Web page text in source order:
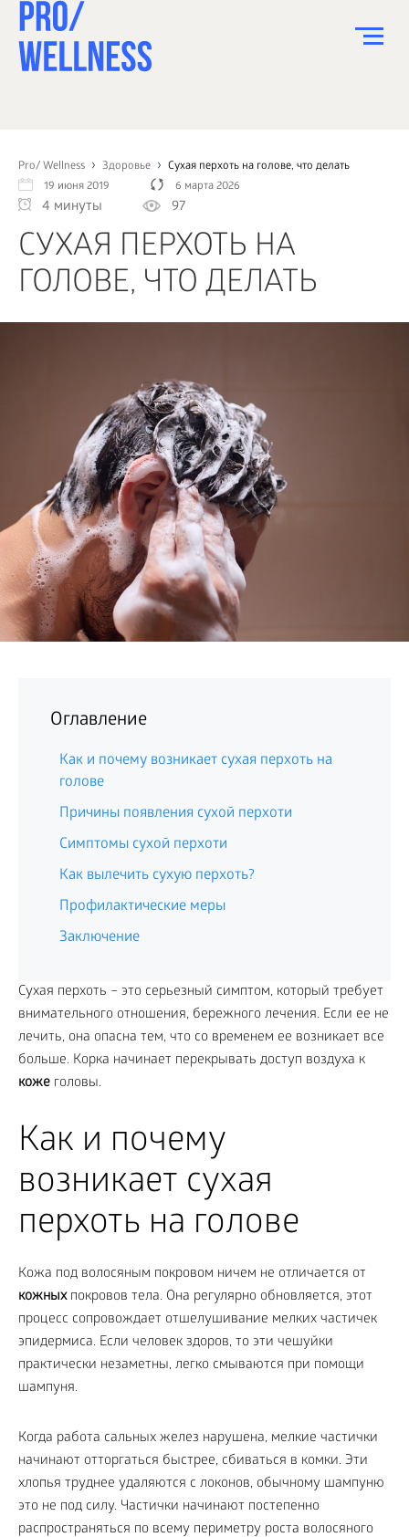
Pro/ Wellness Здоровье
Cухая перхоть на голове, что делать
19 июня 2019
6 марта 2026
4 минуты 97
CУХАЯ ПЕРХОТЬ НА
ГОЛОВЕ, ЧТО ДЕЛАТЬ
Оглавление
Как и почему возникает сухая перхоть на
голове
Причины появления сухой перхоти
Симптомы сухой перхоти
Как вылечить сухую перхоть?
Профилактические меры
Заключение
Сухая перхоть – это серьезный симптом, который требует
внимательного отношения, бережного лечения. Если ее не
лечить, она опасна тем, что со временем ее возникает все
больше. Корка начинает перекрывать доступ воздуха к
коже головы.
Как и почему
возникает сухая
перхоть на голове
Кожа под волосяным покровом ничем не отличается от
кожныхпокровов тела. Она регулярно обновляется, этот
процесс сопровождает отшелушивание мелких частичек
эпидермиса. Если человек здоров, то эти чешуйки
практически незаметны, легко смываются при помощи
шампуня.
Когда работа сальных желез нарушена, мелкие частички
начинают отторгаться быстрее, сбиваться в комки. Эти
хлопья труднее удаляются с локонов, обычному шампуню
это не под силу. Частички начинают постепенно
распространяться по всему периметру роста волосяного
СПОРТ
ЗДОРОВЬЕ
КРАСОТА
ПСИХОЛОГИЯ
БИЗНЕС